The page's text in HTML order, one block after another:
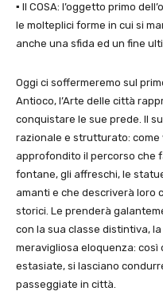
▪ Il COSA: l’oggetto primo
le molteplici forme in cui si
anche una sfida ed un fine
Oggi ci soffermeremo sul
Antioco, l’Arte delle città
conquistare le sue prede. Il
razionale e strutturato: come
approfondito il percorso che
fontane, gli affreschi, le
amanti e che descriverà loro
storici. Le prenderà
con la sua classe distintiva,
meravigliosa eloquenza:
estasiate, si lasciano
passeggiate in città.